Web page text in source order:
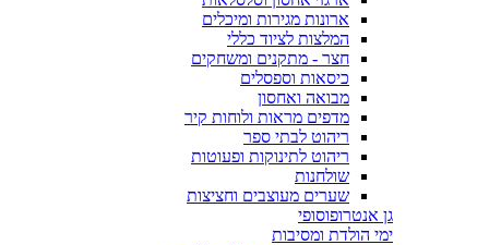
ארונות מגירות ומיכלים
המלצות לציוד כללי
חצר - מתקנים ומשחקים
כיסאות וספסלים
מבואה ואחסון
מדפים מראות ולוחות קיר
ריהוט לבתי ספר
ריהוט לתינוקות ופעוטות
שולחנות
שערים מעוצבים וחציצות
גן אנטרופוסופי
ימי הולדת ומסיבות